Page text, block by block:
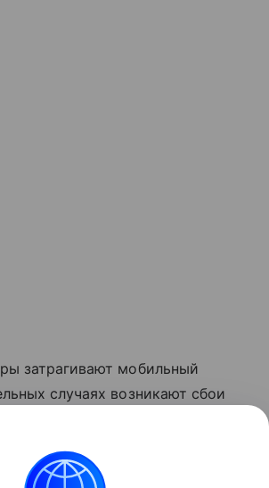
затрагивают мобильный
случаях возникают сбои